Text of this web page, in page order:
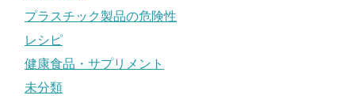
プラスチック製品の危険性
レシピ
健康食品・サプリメント
未分類